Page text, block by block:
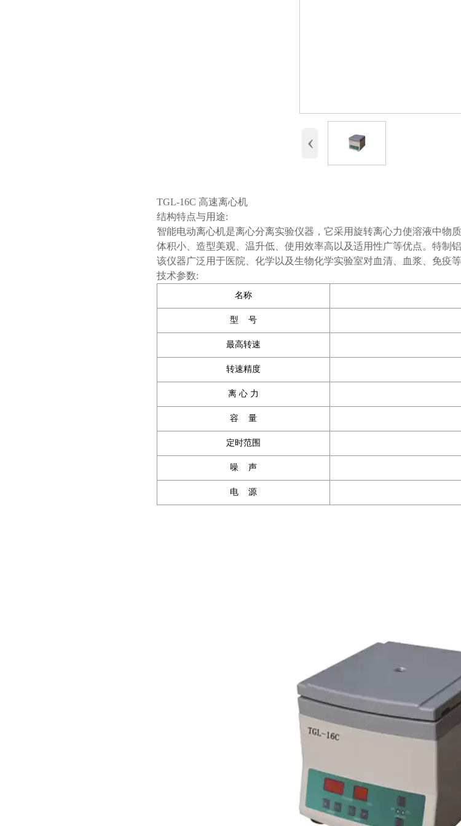
‹
TGL-16C 高速离心机
结构特点与用途:
智能电动离心机是离心分离实验仪器，它采用旋转离心力使溶液中物
体积小、造型美观、温升低、使用效率高以及适用性广等优点。特制
该仪器广泛用于医院、化学以及生物化学实验室对血清、血浆、免疫
技术参数:
名称
型 号
最高转速
转速精度
离 心 力
容 量
定时范围
噪 声
电 源